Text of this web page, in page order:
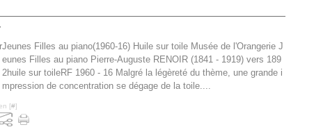
Jeunes Filles au piano(1960-16) Huile sur toile Musée de l'Orangerie J
eunes Filles au piano Pierre-Auguste RENOIR (1841 - 1919) vers 189
2huile sur toileRF 1960 - 16 Malgré la légèreté du thème, une grande i
mpression de concentration se dégage de la toile....
[#]